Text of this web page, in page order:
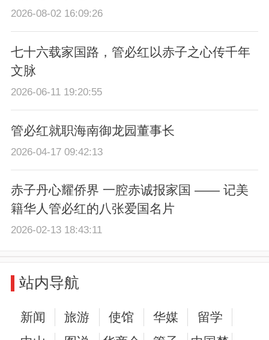
2026-08-02 16:09:26
七十六载家国路，管必红以赤子之心传千年
文脉
2026-06-11 19:20:55
管必红就职海南御龙园董事长
2026-04-17 09:42:13
赤子丹心耀侨界 一腔赤诚报家国 —— 记美
籍华人管必红的八张爱国名片
2026-02-13 18:43:11
站内导航
新闻 旅游 使馆 华媒
留学